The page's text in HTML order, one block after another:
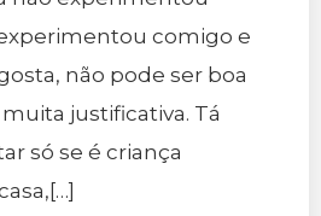
experimentou comigo e
não pode ser boa
justificativa. Tá
só se é criança